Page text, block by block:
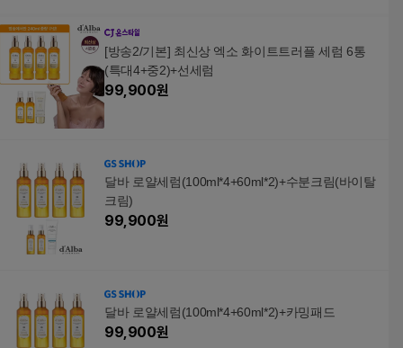
2개, 50ml
개, 30ml
[방송2/기본] 최신상 엑소 화이트트러플 세럼 6통
(특대4+중2)+선세럼
99,900원
달바 로얄세럼(100ml*4+60ml*2)+수분크림(바이탈
크림)
99,900원
달바 로얄세럼(100ml*4+60ml*2)+카밍패드
99,900원